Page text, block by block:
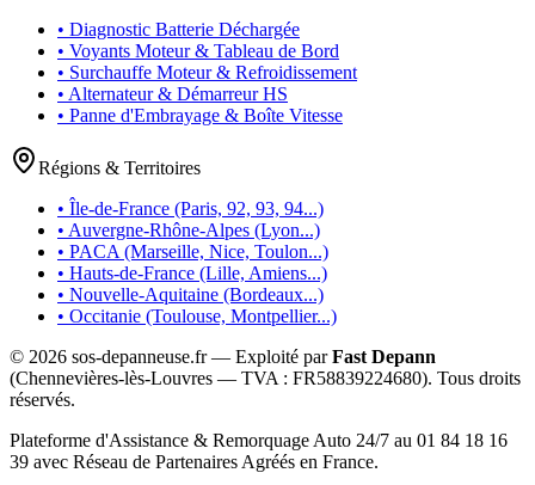
• Diagnostic Batterie Déchargée
• Voyants Moteur & Tableau de Bord
• Surchauffe Moteur & Refroidissement
• Alternateur & Démarreur HS
• Panne d'Embrayage & Boîte Vitesse
Régions & Territoires
• Île-de-France (Paris, 92, 93, 94...)
• Auvergne-Rhône-Alpes (Lyon...)
• PACA (Marseille, Nice, Toulon...)
• Hauts-de-France (Lille, Amiens...)
• Nouvelle-Aquitaine (Bordeaux...)
• Occitanie (Toulouse, Montpellier...)
© 2026 sos-depanneuse.fr — Exploité parFast Depann
(Chennevières-lès-Louvres — TVA : FR58839224680). Tous droits
réservés.
Plateforme d'Assistance & Remorquage Auto 24/7 au 01 84 18 16
39 avec Réseau de Partenaires Agréés en France.